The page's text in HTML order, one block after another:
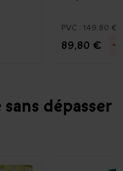
PVC : 149,80 €
89,80 € -
dépasser